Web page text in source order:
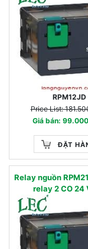
RPM12JD
Price List:
Giá bán:
ĐẶT
Relay nguồn
relay 2 CO 24